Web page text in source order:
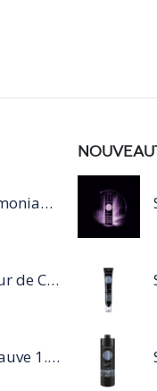
Coloration sans ammoniaque Inoa / 60ML
Shampooing Raviveur de Couleur 300 ml Rose de Schwarzkopf Professional
Crayon khôl yeux mauve 1.14g